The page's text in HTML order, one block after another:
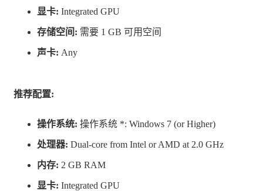
个性化体验与奖励：
和成就感。
故事背景：随着你在这些场景中前行，一个个故事
将在你耳边低语，给你的工作学习旅程添上一抹神
秘色彩。
显卡: Integrated GPU
存储空间: 需要 1 GB 可用空间
声卡: Any
推荐配置:
操作系统: 操作系统 *: Windows 7 (or Higher)
处理器: Dual-core from Intel or AMD at 2.0 GHz
内存: 2 GB RAM
显卡: Integrated GPU